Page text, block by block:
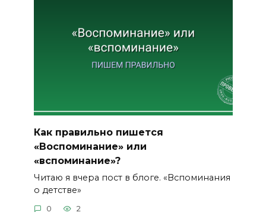
Как правильно пишется
«Воспоминание» или
«вспоминание»?
Читаю я вчера пост в блоге. «Вспоминания
о детстве»
0 2